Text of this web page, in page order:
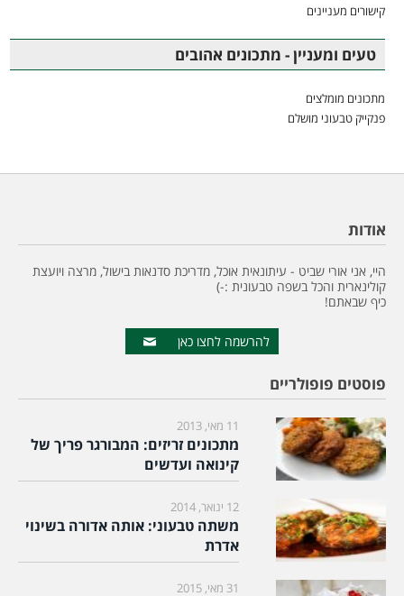
קישורים מעניינים
טעים ומעניין - מתכונים אהובים
מתכונים מומלצים
פנקייק טבעוני מושלם
אודות
היי, אני אורי שביט - עיתונאית אוכל, מדריכת סדנאות בישול, מרצה ויועצת
קולינארית והכל בשפה טבעונית :-)
כיף שבאתם!
להרשמה לחצו כאן
פוסטים פופולריים
11 מאי, 2013
מתכונים זריזים: המבורגר פריך של
קינואה ועדשים
12 ינואר, 2014
משתה טבעוני: אותה אדורה בשינוי
אדרת
31 מאי, 2015